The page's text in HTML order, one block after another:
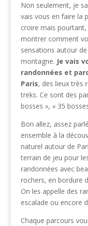
Non seulement, je
vais vous en faire la
croire mais pourtant,
montrer comment
sensations autour
montagne. Je vais
randonnées et
Paris, des lieux très
treks. Ce sont des
bosses », « 35
Bon allez, assez
ensemble à la
naturel autour de
terrain de jeu pour
randonnées avec
rochers, en bordure
On les appelle des
escalade ou encore
Chaque parcours